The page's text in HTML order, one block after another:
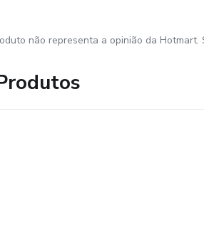
não representa a opinião da Hotmart.